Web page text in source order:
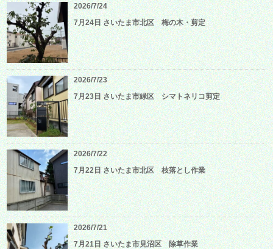
2026/7/24
7月24日 さいたま市北区 梅の木・剪定
2026/7/23
7月23日 さいたま市緑区 シマトネリコ剪定
2026/7/22
7月22日 さいたま市北区 枝落とし作業
2026/7/21
7月21日 さいたま市見沼区 除草作業